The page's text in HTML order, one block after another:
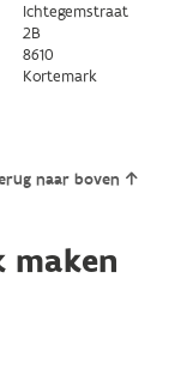
Ichtegemstraat
2B
8610
Kortemark
naar boven
maken